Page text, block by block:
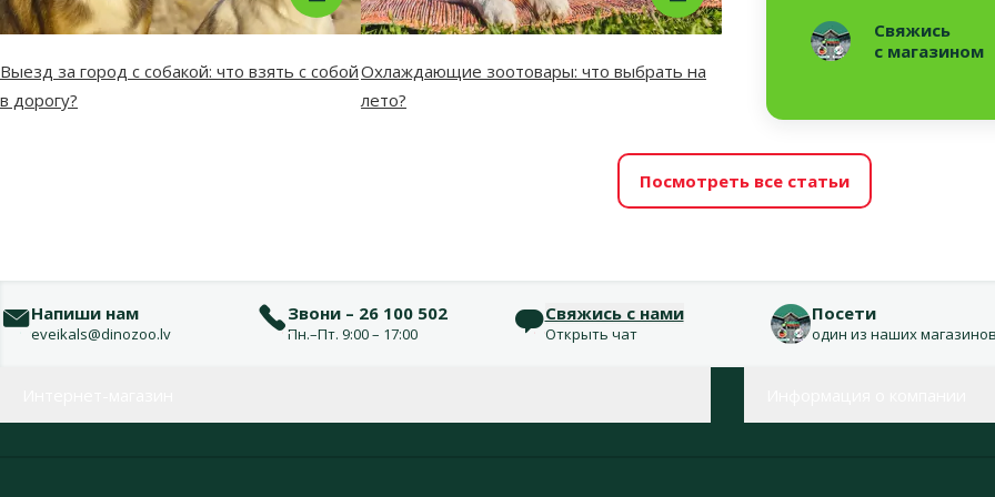
Свяжись
с магазином
Выезд за город с собакой: что взять с собой
в дорогу?
Охлаждающие зоотовары: что выбрать на
лето?
Посмотреть все статьи
Напиши нам
eveikals@dinozoo.lv
Звони – 26 100 502
Пн.–Пт. 9:00 – 17:00
Свяжись с нами
Открыть чат
Посети
один из наших